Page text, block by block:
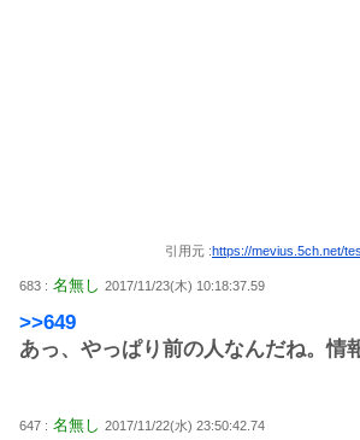
引用元 :https://mevius.5ch.net/
683 : 名無し 2017/11/23(木) 10:18:37.59
>>649
あっ、やっぱり前の人なんだね。情
647 : 名無し 2017/11/22(水) 23:50:42.74